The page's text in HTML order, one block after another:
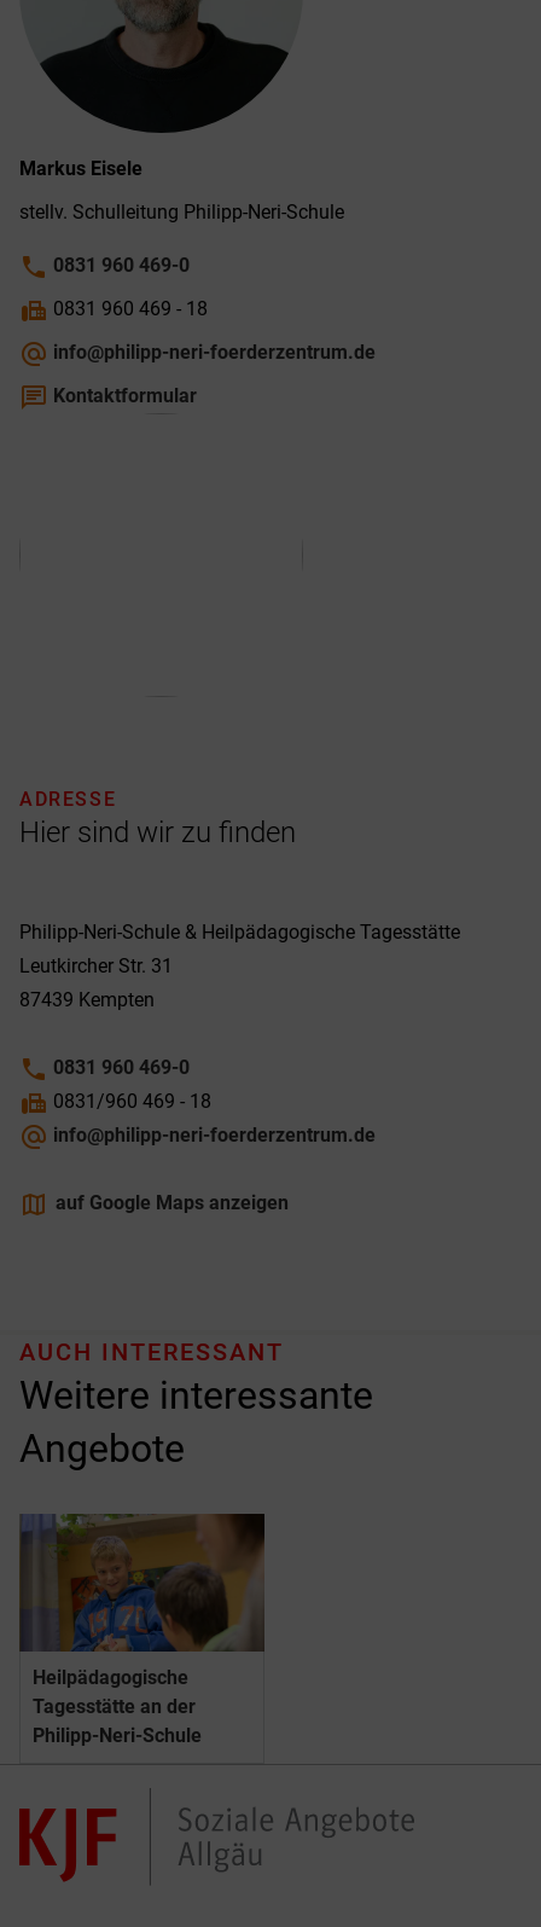
Markus Eisele
stellv. Schul­leitung Philipp-­Neri-­Schule
phone 0831 960 469-0
fax 0831 960 469 - 18
alternate_email info@philipp-neri-foerderzentrum.de
chat Kontaktformular
Hier sind wir zu finden
ADRESSE
Philipp-­Neri-­Schule & Heilpädagogische Tagesstätte
Leutkircher Str. 31
87439 Kempten
phone 0831 960 469-0
fax 0831/960 469 - 18
alternate_email info@philipp-neri-foerderzentrum.de
mapsauf Google Maps anzeigen
Weitere interessante
Angebote
AUCH INTERESSANT
Heilpädagogische
Tagesstätte an der
Philipp-Neri-Schule